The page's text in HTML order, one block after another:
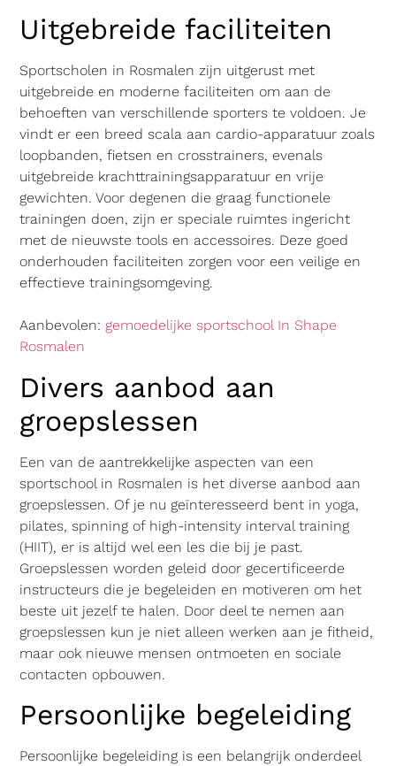
Uitgebreide faciliteiten
Sportscholen in Rosmalen zijn uitgerust met
uitgebreide en moderne faciliteiten om aan de
behoeften van verschillende sporters te voldoen. Je
vindt er een breed scala aan cardio-apparatuur zoals
loopbanden, fietsen en crosstrainers, evenals
uitgebreide krachttrainingsapparatuur en vrije
gewichten. Voor degenen die graag functionele
trainingen doen, zijn er speciale ruimtes ingericht
met de nieuwste tools en accessoires. Deze goed
onderhouden faciliteiten zorgen voor een veilige en
effectieve trainingsomgeving.
Aanbevolen: gemoedelijke sportschool In Shape
Rosmalen
Divers aanbod aan
groepslessen
Een van de aantrekkelijke aspecten van een
sportschool in Rosmalen is het diverse aanbod aan
groepslessen. Of je nu geïnteresseerd bent in yoga,
pilates, spinning of high-intensity interval training
(HIIT), er is altijd wel een les die bij je past.
Groepslessen worden geleid door gecertificeerde
instructeurs die je begeleiden en motiveren om het
beste uit jezelf te halen. Door deel te nemen aan
groepslessen kun je niet alleen werken aan je fitheid,
maar ook nieuwe mensen ontmoeten en sociale
contacten opbouwen.
Persoonlijke begeleiding
Persoonlijke begeleiding is een belangrijk onderdeel